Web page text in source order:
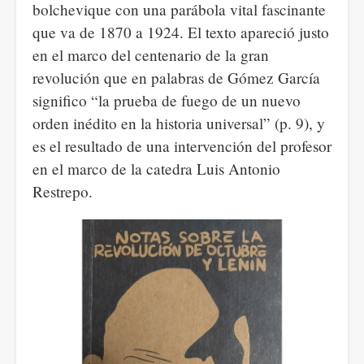
bolchevique con una parábola vital fascinante
que va de 1870 a 1924. El texto apareció justo
en el marco del centenario de la gran
revolución que en palabras de Gómez García
significo “la prueba de fuego de un nuevo
orden inédito en la historia universal” (p. 9), y
es el resultado de una intervención del profesor
en el marco de la catedra Luis Antonio
Restrepo.